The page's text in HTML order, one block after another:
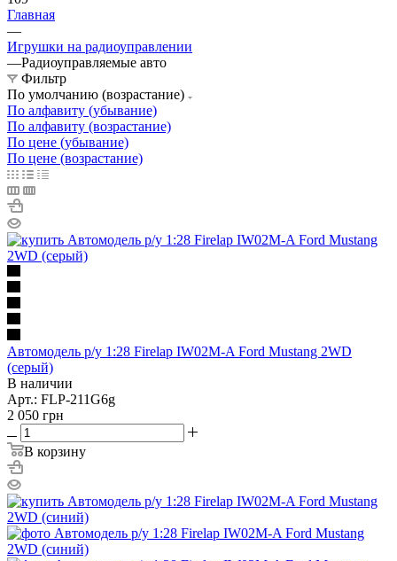
Главная
—
Игрушки на радиоуправлении
—Радиоуправляемые авто
Фильтр
По умолчанию (возрастание)
По алфавиту (убывание)
По алфавиту (возрастание)
По цене (убывание)
По цене (возрастание)
Автомодель р/у 1:28 Firelap IW02M-A Ford Mustang 2WD
(серый)
В наличии
Арт.: FLP-211G6g
2 050 грн
В корзину